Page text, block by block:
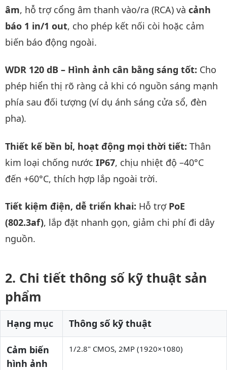
âm, hỗ trợ cổng âm thanh vào/ra (RCA) và cảnh
báo 1 in/1 out, cho phép kết nối còi hoặc cảm
biến báo động ngoài.
WDR 120 dB – Hình ảnh cân bằng sáng tốt: Cho
phép hiển thị rõ ràng cả khi có nguồn sáng mạnh
phía sau đối tượng (ví dụ ánh sáng cửa sổ, đèn
pha).
Thiết kế bền bỉ, hoạt động mọi thời tiết: Thân
kim loại chống nước IP67, chịu nhiệt độ –40°C
đến +60°C, thích hợp lắp ngoài trời.
Tiết kiệm điện, dễ triển khai: Hỗ trợ PoE
(802.3af), lắp đặt nhanh gọn, giảm chi phí đi dây
nguồn.
Chi tiết thông số kỹ thuật sản
phẩm
Hạng mục Thông số kỹ thuật
Cảm biến
hình ảnh
1/2.8" CMOS, 2MP (1920×1080)